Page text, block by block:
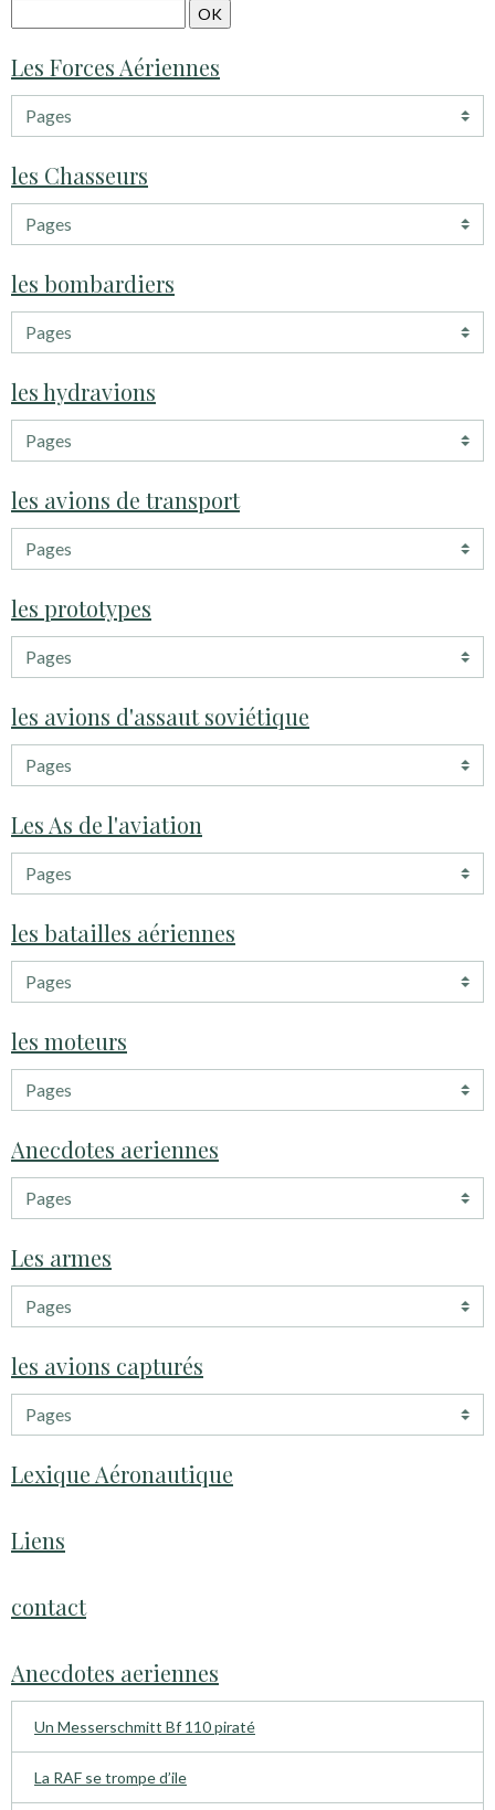
Les Forces Aériennes
les Chasseurs
les bombardiers
les hydravions
les avions de transport
les prototypes
les avions d'assaut soviétique
Les As de l'aviation
les batailles aériennes
les moteurs
Anecdotes aeriennes
Les armes
les avions capturés
Lexique Aéronautique
Liens
contact
Anecdotes aeriennes
Un Messerschmitt Bf 110 piraté
La RAF se trompe d’ile